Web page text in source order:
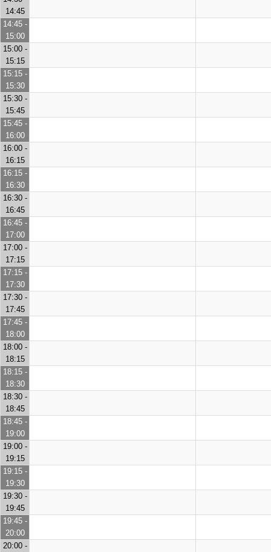
14:45
14:45 -
15:00
15:00 -
15:15
15:15 -
15:30
15:30 -
15:45
15:45 -
16:00
16:00 -
16:15
16:15 -
16:30
16:30 -
16:45
16:45 -
17:00
17:00 -
17:15
17:15 -
17:30
17:30 -
17:45
17:45 -
18:00
18:00 -
18:15
18:15 -
18:30
18:30 -
18:45
18:45 -
19:00
19:00 -
19:15
19:15 -
19:30
19:30 -
19:45
19:45 -
20:00
20:00 -